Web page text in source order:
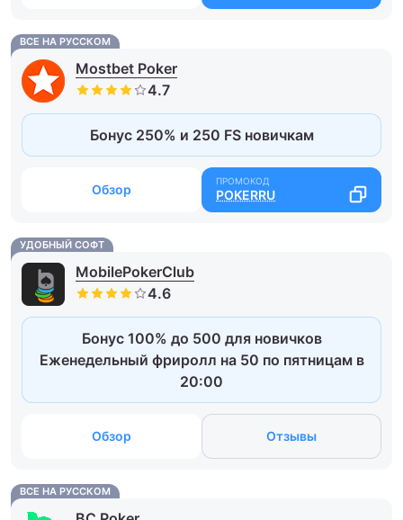
ВСЕ НА РУССКОМ
Mostbet Poker
Бонус 250% и 250 FS новичкам
Обзор POKERRU
УДОБНЫЙ СОФТ
MobilePokerClub
Бонус 100% до 500 для новичков
Еженедельный фриролл на 50 по пятницам в
20:00
Обзор Отзывы
ВСЕ НА РУССКОМ